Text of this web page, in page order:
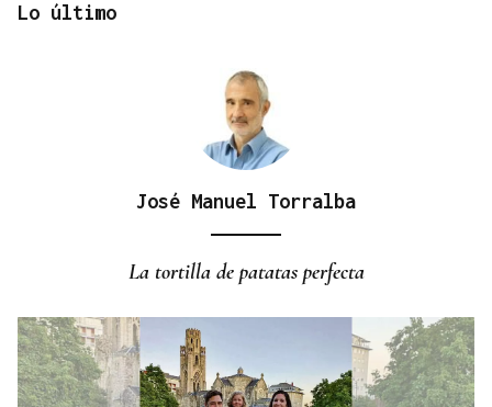
entrada a las termas de Outariz
Lo último
José Manuel Torralba
La tortilla de patatas perfecta